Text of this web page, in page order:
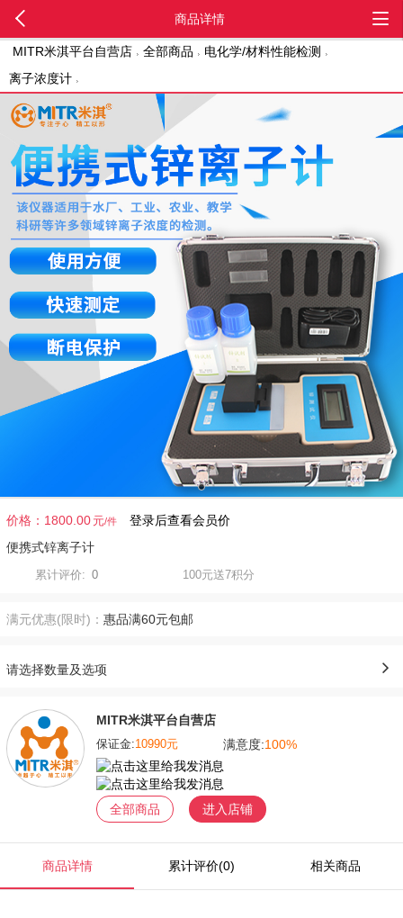
MITR米淇平台自营店 全部商品
电化学/材料性能检测
离子浓度计
价格： 1800.00 元
登录后查看会员价
便携式锌离子计
累计评价: 0 100元送7积分
满元优惠(限时)： 惠品满60元包邮
请选择数量及选项
MITR米淇平台自营店
保证金:10990元 满意度:100%
全部商品 进入店铺
商品详情 累计评价(0) 相关商品
商品详情